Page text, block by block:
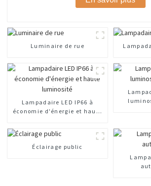
Luminaire de rue
Lampadaire LED IP66 à
économie d'énergie et haute
Éclairage public